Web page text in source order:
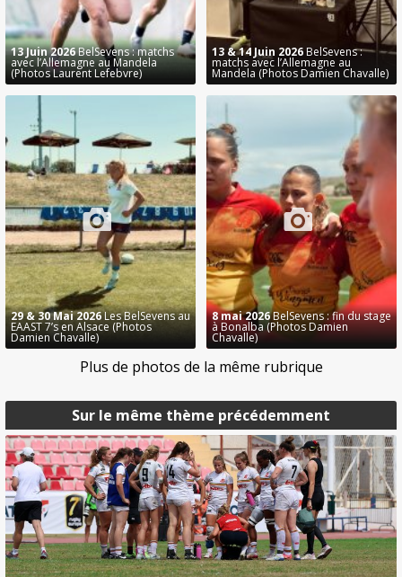
Sur le même thème précédemment
13 Juin 2026BelSevens : matchs
avec l’Allemagne au Mandela
(Photos Laurent Lefebvre)
13 & 14 Juin 2026 BelSevens :
matchs avec l’Allemagne au
Mandela (Photos Damien Chavalle)
29 & 30 Mai 2026Les BelSevens au
EAAST 7’s en Alsace (Photos
Damien Chavalle)
8 mai 2026BelSevens : fin du stage
à Bonalba (Photos Damien
Chavalle)
Plus de photos de la même rubrique